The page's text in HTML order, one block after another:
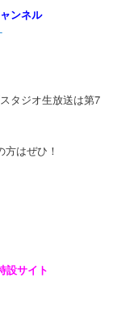
ンネル
タジオ生放送は第7
はぜひ！
サイト